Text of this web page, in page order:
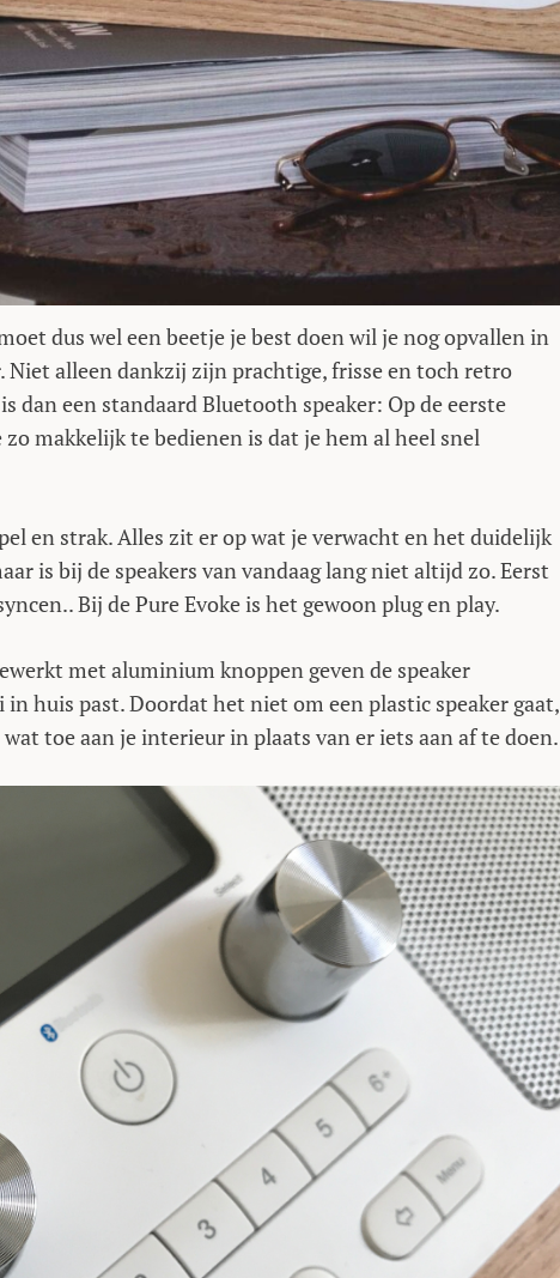
dus wel een beetje je best doen wil je nog opvallen in
Niet alleen dankzij zijn prachtige, frisse en toch retro
dan een standaard Bluetooth speaker: Op de eerste
makkelijk te bedienen is dat je hem al heel snel
en strak. Alles zit er op wat je verwacht en het duidelijk
is bij de speakers van vandaag lang niet altijd zo. Eerst
Bij de Pure Evoke is het gewoon plug en play.
met aluminium knoppen geven de speaker
huis past. Doordat het niet om een plastic speaker gaat,
toe aan je interieur in plaats van er iets aan af te doen.